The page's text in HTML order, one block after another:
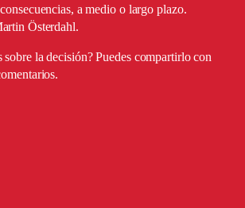
a medio o largo plazo.
Österdahl.
sobre la decisión? Puedes compartirlo con